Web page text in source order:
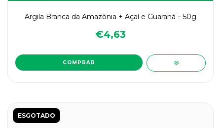
Argila Branca da Amazônia + Açaí e Guaraná – 50g
€4,63
ESGOTADO